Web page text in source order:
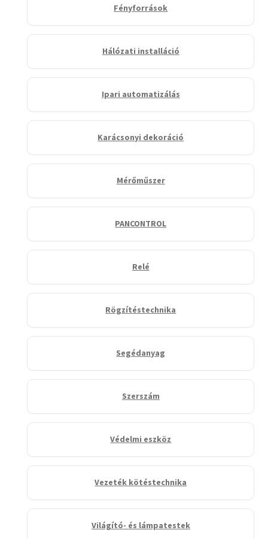
Fényforrások
Hálózati installáció
Ipari automatizálás
Karácsonyi dekoráció
Mérőműszer
PANCONTROL
Relé
Rögzítéstechnika
Segédanyag
Szerszám
Védelmi eszköz
Vezeték kötéstechnika
Világító- és lámpatestek